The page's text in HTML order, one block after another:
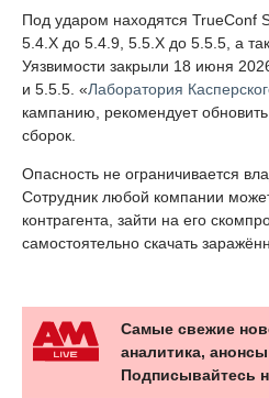
Под ударом находятся TrueConf
5.4.X до 5.4.9, 5.5.X до 5.5.5, а
Уязвимости закрыли 18 июня
и 5.5.5. «Лаборатория
кампанию, рекомендует
сборок.
Опасность не ограничивается
Сотрудник любой компании
контрагента, зайти на его
самостоятельно скачать
Самые свежие
аналитика,
Подписывайтесь